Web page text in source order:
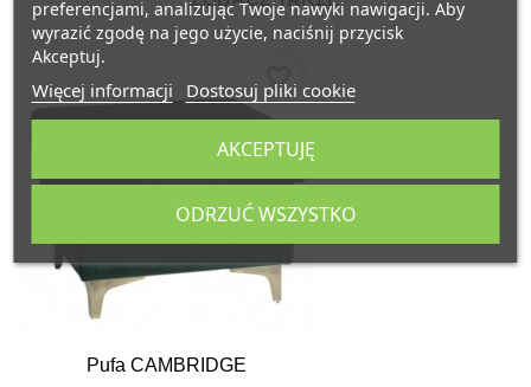
preferencjami, analizując Twoje nawyki nawigacji. Aby
wyrazić zgodę na jego użycie, naciśnij przycisk
Akceptuj.
Więcej informacji Dostosuj pliki cookie
ODRZUĆ WSZYSTKO
AKCEPTUJĘ
Pufa CAMBRIDGE
favorite_border